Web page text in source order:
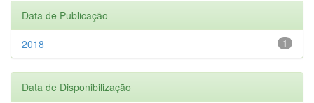
Data de Publicação
1
2018
Data de Disponibilização